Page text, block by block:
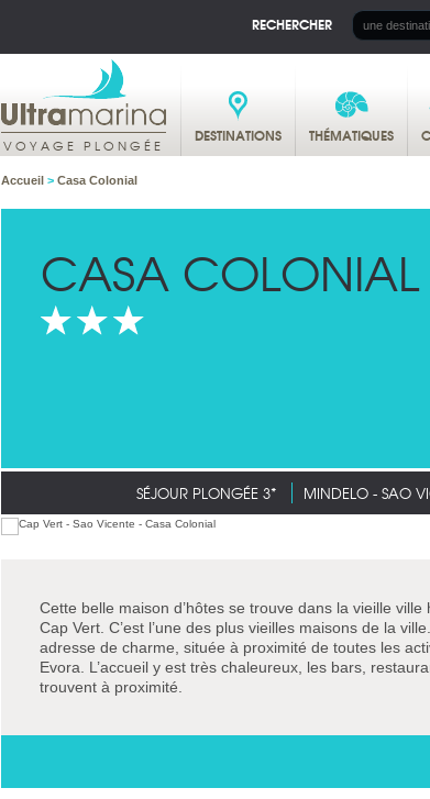
RECHERCHER
VOYAGE PLONGÉE DESTINATIONS THÉMATIQUES
Accueil > Casa Colonial
CASA COLONIAL
SÉJOUR PLONGÉE 3* MINDELO - SAO
Cette belle maison d’hôtes se trouve dans la vieille ville
Cap Vert. C’est l’une des plus vieilles maisons de la
adresse de charme, située à proximité de toutes les
Evora. L’accueil y est très chaleureux, les bars,
trouvent à proximité.